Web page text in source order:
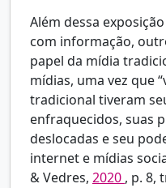
Além dessa
com informação,
papel da mídia
mídias, uma vez que
tradicional tiveram
enfraquecidos, suas
deslocadas e seu
internet e mídias
& Vedres, 2020 , p. 8,